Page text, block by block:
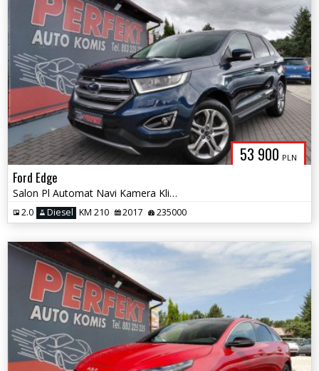
53 900 PLN
Ford Edge
Salon Pl Automat Navi Kamera Klimatronik El.klapa Sensor PDC Hak Alu
2.0 Diesel KM 210 2017 235000